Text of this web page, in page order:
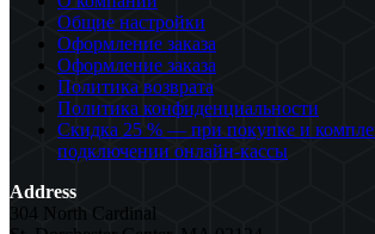
Общие настройки
Оформление заказа
Оформление заказа
Политика возврата
Политика конфиденциальности
Скидка 25 % — при покупке и
подключении онлайн-кассы
Address
304 North Cardinal